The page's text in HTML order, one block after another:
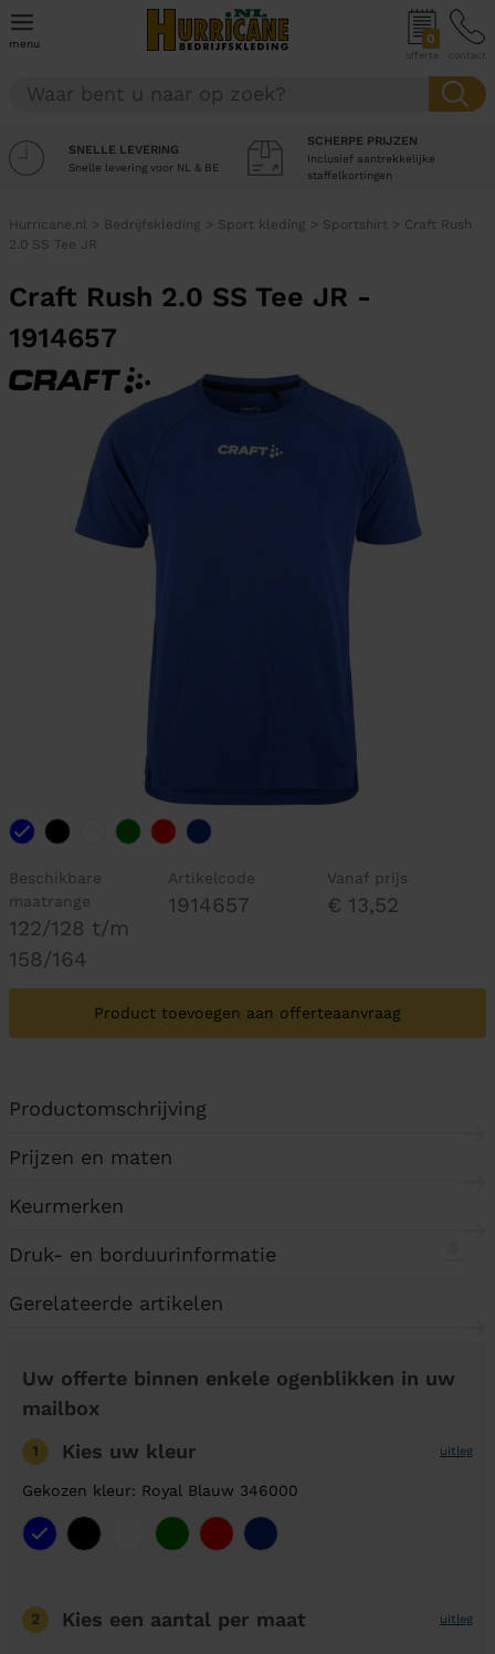
menu 0
offerte contact
SNELLE LEVERING
Snelle levering voor NL & BE
SCHERPE PRIJZEN
Inclusief aantrekkelijke
staffelkortingen
Hurricane.nl > Bedrijfskleding > Sport kleding > Sportshirt > Craft Rush
2.0 SS Tee JR
Craft Rush 2.0 SS Tee JR -
1914657
Beschikbare
maatrange
122/128 t/m
158/164
Artikelcode
1914657
Vanaf prijs
€ 13,52
Product toevoegen aan offerteaanvraag
Productomschrijving
Prijzen en maten
Keurmerken
Druk- en borduurinformatie
Gerelateerde artikelen
Uw offerte binnen enkele ogenblikken in uw
mailbox
1 Kies uw kleur uitleg
Gekozen kleur: Royal Blauw 346000
2 Kies een aantal per maat uitleg